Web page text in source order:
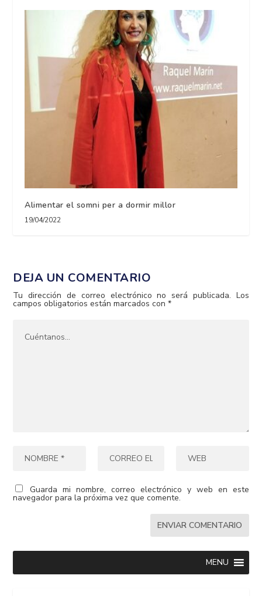
Alimentar el somni per a dormir millor
19/04/2022
DEJA UN COMENTARIO
Tu dirección de correo electrónico no será publicada. Los
campos obligatorios están marcados con*
Guarda mi nombre, correo electrónico y web en este
navegador para la próxima vez que comente.
MENU